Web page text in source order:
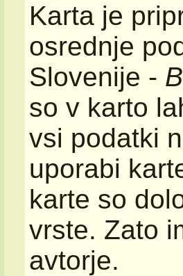
Karta je
osrednje
Slovenije -
so v karto
vsi podatki
uporabi
karte so
vrste. Zato
avtorje.